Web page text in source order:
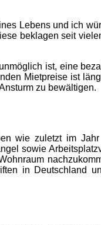
Lebens und ich
beklagen seit
unmöglich ist, eine
Mietpreise ist
zu bewältigen.
wie zuletzt im
sowie
in Deutschland